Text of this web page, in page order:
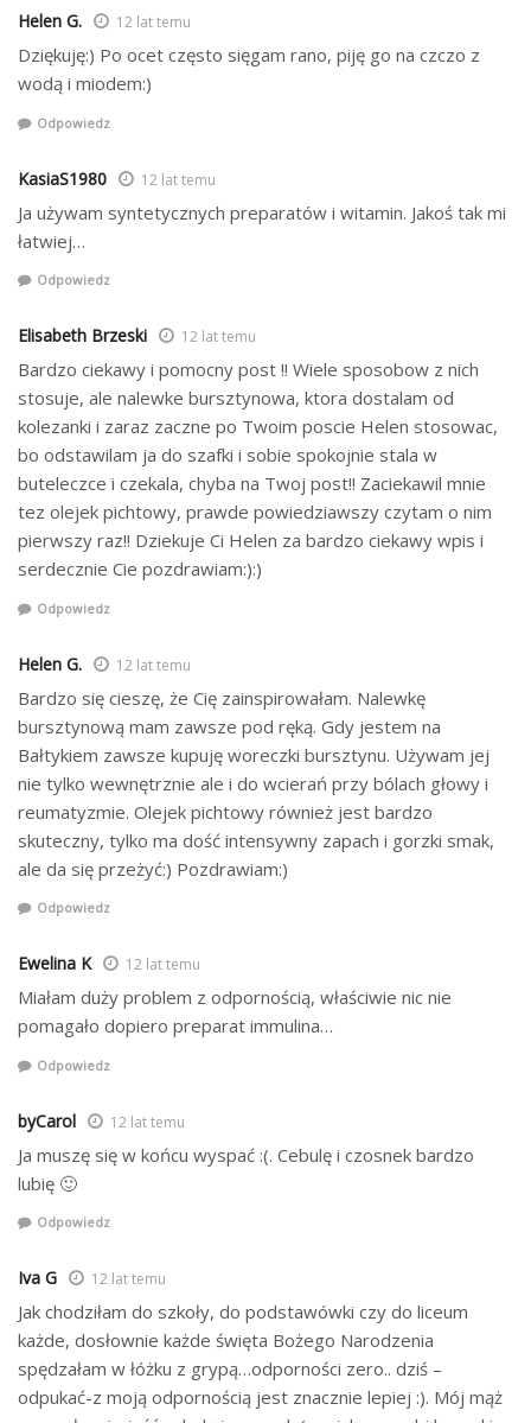
Helen G. 12 lat temu
Dziękuję:) Po ocet często sięgam rano, piję go na czczo z
wodą i miodem:)
Odpowiedz
KasiaS1980 12 lat temu
Ja używam syntetycznych preparatów i witamin. Jakoś tak mi
łatwiej…
Odpowiedz
Elisabeth Brzeski 12 lat temu
Bardzo ciekawy i pomocny post !! Wiele sposobow z nich
stosuje, ale nalewke bursztynowa, ktora dostalam od
kolezanki i zaraz zaczne po Twoim poscie Helen stosowac,
bo odstawilam ja do szafki i sobie spokojnie stala w
buteleczce i czekala, chyba na Twoj post!! Zaciekawil mnie
tez olejek pichtowy, prawde powiedziawszy czytam o nim
pierwszy raz!! Dziekuje Ci Helen za bardzo ciekawy wpis i
serdecznie Cie pozdrawiam:):)
Odpowiedz
Helen G. 12 lat temu
Bardzo się cieszę, że Cię zainspirowałam. Nalewkę
bursztynową mam zawsze pod ręką. Gdy jestem na
Bałtykiem zawsze kupuję woreczki bursztynu. Używam jej
nie tylko wewnętrznie ale i do wcierań przy bólach głowy i
reumatyzmie. Olejek pichtowy również jest bardzo
skuteczny, tylko ma dość intensywny zapach i gorzki smak,
ale da się przeżyć:) Pozdrawiam:)
Odpowiedz
Ewelina K 12 lat temu
Miałam duży problem z odpornością, właściwie nic nie
pomagało dopiero preparat immulina…
Odpowiedz
byCarol 12 lat temu
Ja muszę się w końcu wyspać :(. Cebulę i czosnek bardzo
lubię 🙂
Odpowiedz
Iva G 12 lat temu
Jak chodziłam do szkoły, do podstawówki czy do liceum
każde, dosłownie każde święta Bożego Narodzenia
spędzałam w łóżku z grypą…odporności zero.. dziś –
odpukać-z moją odpornością jest znacznie lepiej :). Mój mąż